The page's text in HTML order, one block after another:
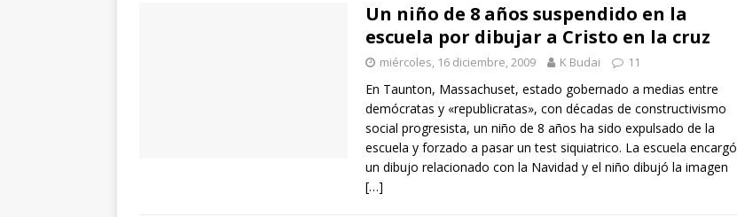
Un niño de 8 años suspendido en la
escuela por dibujar a Cristo en la cruz
miércoles, 16 diciembre, 2009 K Budai 11
En Taunton, Massachuset, estado gobernado a medias entre
demócratas y «republicratas», con décadas de constructivismo
social progresista, un niño de 8 años ha sido expulsado de la
escuela y forzado a pasar un test siquiatrico. La escuela encargó
un dibujo relacionado con la Navidad y el niño dibujó la imagen
[…]